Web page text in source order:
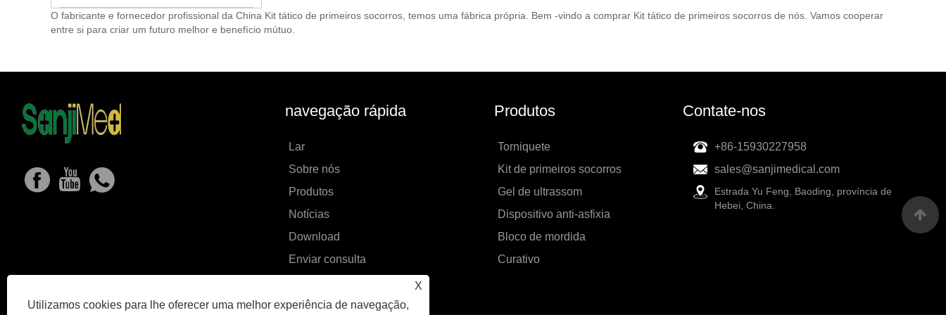
O fabricante e fornecedor profissional da China Kit tático de primeiros socorros, temos uma fábrica própria. Bem -vindo a comprar Kit tático de primeiros socorros de nós. Vamos cooperar
entre si para criar um futuro melhor e benefício mútuo.
X
Utilizamos cookies para lhe oferecer uma melhor experiência de navegação,
navegação rápida
Lar
Sobre nós
Produtos
Notícias
Download
Enviar consulta
Produtos
Torniquete
Kit de primeiros socorros
Gel de ultrassom
Dispositivo anti-asfixia
Bloco de mordida
Curativo
Contate-nos
+86-15930227958
sales@sanjimedical.com
Estrada Yu Feng, Baoding, província de
Hebei, China.